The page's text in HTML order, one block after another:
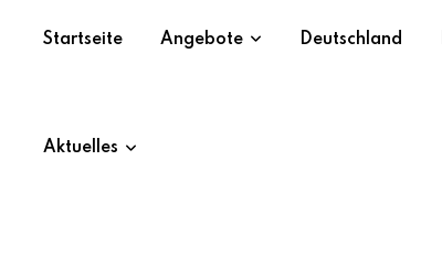
Startseite Angebote Deutschland
Aktuelles